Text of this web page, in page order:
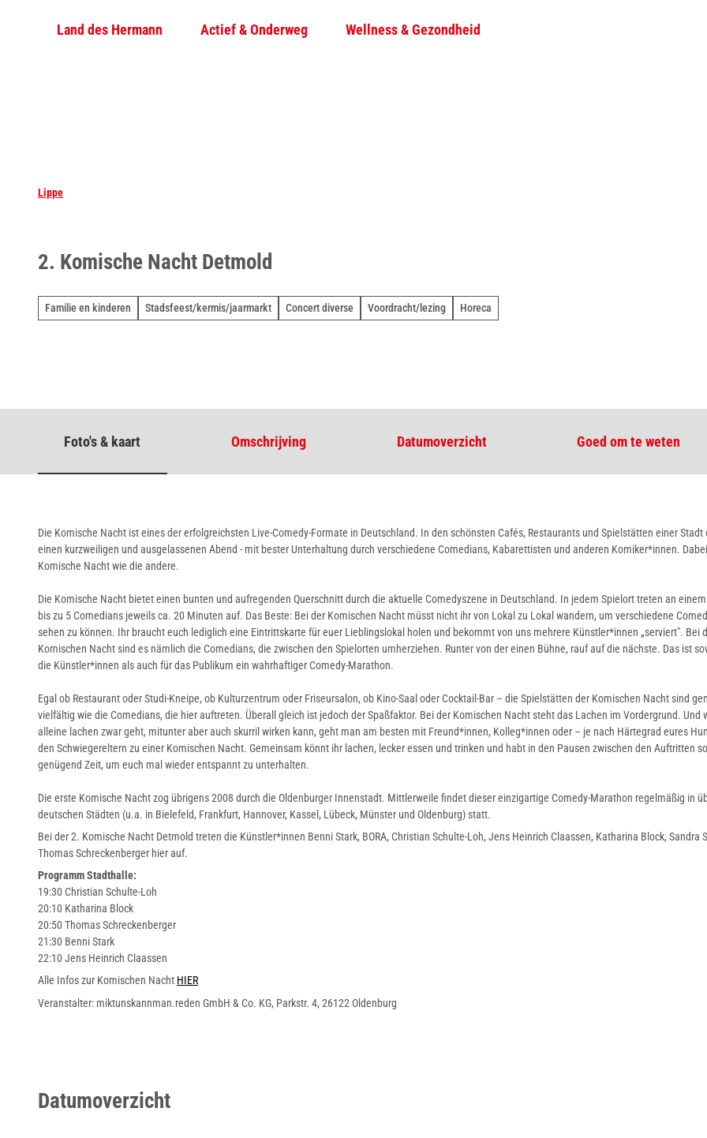
Land des Hermann Actief & Onderweg Wellness & Gezondheid
Lippe
2. Komische Nacht Detmold
Familie en kinderen Stadsfeest/kermis/jaarmarkt Concert diverse Voordracht/lezing Horeca
Foto's & kaart Omschrijving Datumoverzicht Goed om te weten
Die Komische Nacht ist eines der erfolgreichsten Live-Comedy-Formate in Deutschland. In den schönsten Cafés, Restaurants und Spielstätten einer Stadt
einen kurzweiligen und ausgelassenen Abend - mit bester Unterhaltung durch verschiedene Comedians, Kabarettisten und anderen Komiker*innen.
Komische Nacht wie die andere.
Die Komische Nacht bietet einen bunten und aufregenden Querschnitt durch die aktuelle Comedyszene in Deutschland. In jedem Spielort treten an
bis zu 5 Comedians jeweils ca. 20 Minuten auf. Das Beste: Bei der Komischen Nacht müsst nicht ihr von Lokal zu Lokal wandern, um verschiedene
sehen zu können. Ihr braucht euch lediglich eine Eintrittskarte für euer Lieblingslokal holen und bekommt von uns mehrere Künstler*innen „serviert". Bei
Komischen Nacht sind es nämlich die Comedians, die zwischen den Spielorten umherziehen. Runter von der einen Bühne, rauf auf die nächste. Das ist
die Künstler*innen als auch für das Publikum ein wahrhaftiger Comedy-Marathon.
Egal ob Restaurant oder Studi-Kneipe, ob Kulturzentrum oder Friseursalon, ob Kino-Saal oder Cocktail-Bar – die Spielstätten der Komischen Nacht sind
vielfältig wie die Comedians, die hier auftreten. Überall gleich ist jedoch der Spaßfaktor. Bei der Komischen Nacht steht das Lachen im Vordergrund. Und
alleine lachen zwar geht, mitunter aber auch skurril wirken kann, geht man am besten mit Freund*innen, Kolleg*innen oder – je nach Härtegrad eures
den Schwiegereltern zu einer Komischen Nacht. Gemeinsam könnt ihr lachen, lecker essen und trinken und habt in den Pausen zwischen den Auftritten
genügend Zeit, um euch mal wieder entspannt zu unterhalten.
Die erste Komische Nacht zog übrigens 2008 durch die Oldenburger Innenstadt. Mittlerweile findet dieser einzigartige Comedy-Marathon regelmäßig in
deutschen Städten (u.a. in Bielefeld, Frankfurt, Hannover, Kassel, Lübeck, Münster und Oldenburg) statt.
Bei der 2. Komische Nacht Detmold treten die Künstler*innen Benni Stark, BORA, Christian Schulte-Loh, Jens Heinrich Claassen, Katharina Block, Sandra
Thomas Schreckenberger hier auf.
Programm Stadthalle:
19:30 Christian Schulte-Loh
20:10 Katharina Block
20:50 Thomas Schreckenberger
21:30 Benni Stark
22:10 Jens Heinrich Claassen
Alle Infos zur Komischen Nacht HIER
Veranstalter: miktunskannman.reden GmbH & Co. KG, Parkstr. 4, 26122 Oldenburg
Datumoverzicht